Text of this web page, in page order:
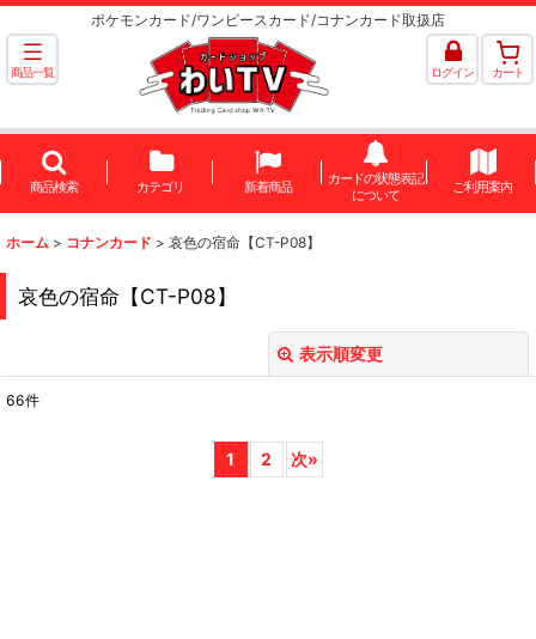
ポケモンカード/ワンピースカード/コナンカード取扱店
商品一覧 ログイン カート
商品検索 カテゴリ 新着商品
カードの状態表記
について
ご利用案内
ホーム > コナンカード > 哀色の宿命【CT-P08】
哀色の宿命【CT-P08】
表示順変更
66件
1 2 次»